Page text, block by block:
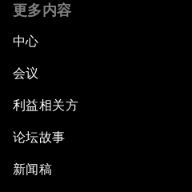
更多内容
中心
会议
利益相关方
论坛故事
新闻稿